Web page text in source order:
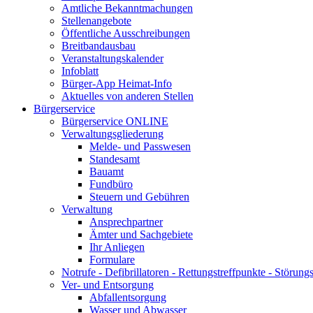
Amtliche Bekanntmachungen
Stellenangebote
Öffentliche Ausschreibungen
Breitbandausbau
Veranstaltungskalender
Infoblatt
Bürger-App Heimat-Info
Aktuelles von anderen Stellen
Bürgerservice
Bürgerservice ONLINE
Verwaltungsgliederung
Melde- und Passwesen
Standesamt
Bauamt
Fundbüro
Steuern und Gebühren
Verwaltung
Ansprechpartner
Ämter und Sachgebiete
Ihr Anliegen
Formulare
Notrufe - Defibrillatoren - Rettungstreffpunkte -
Ver- und Entsorgung
Abfallentsorgung
Wasser und Abwasser